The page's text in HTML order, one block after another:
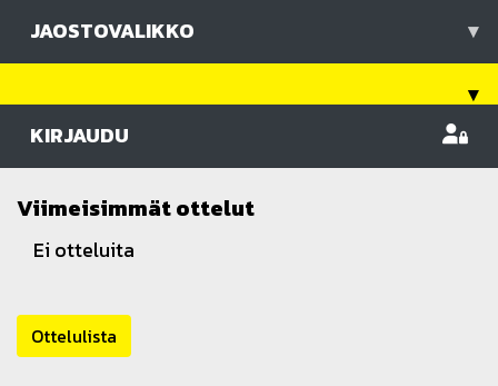
JAOSTOVALIKKO ▾
▾
KIRJAUDU
Viimeisimmät ottelut
Ei otteluita
Ottelulista